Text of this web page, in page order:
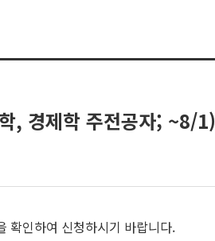
, 경제학 주전공자; ~8/1)
확인하여 신청하시기 바랍니다.